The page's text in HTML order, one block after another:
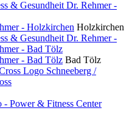
- Holzkirchen Holzkirchen
- Bad Tölz Bad Tölz